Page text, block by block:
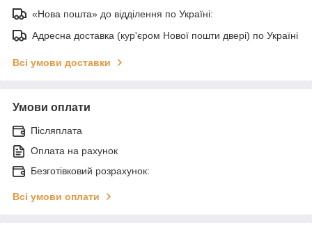
«Нова пошта» до відділення по Україні:
Адресна доставка (кур'єром Нової пошти двері) по Україні
Всі умови доставки
Умови оплати
Післяплата
Оплата на рахунок
Безготівковий розрахунок:
Всі умови оплати